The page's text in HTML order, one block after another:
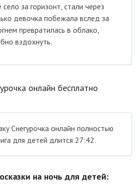
за горизонт, стали через
девочка побежала вслед за
превратилась в облако,
вздохнуть.
онлайн бесплатно
Снегурочка онлайн полностью
для детей длится 27:42.
на ночь для детей: